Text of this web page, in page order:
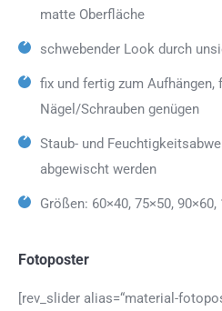
matte Oberfläche
schwebender Look durch
fix und fertig zum Aufhängen,
Nägel/Schrauben genügen
Staub- und
abgewischt werden
Größen: 60×40, 75×50,
Fotoposter
[rev_slider alias=“material-